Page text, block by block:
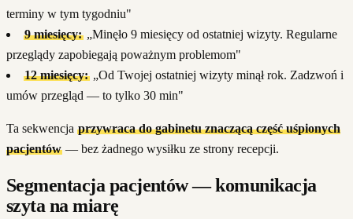
terminy w tym tygodniu"
9 miesięcy:„Minęło 9 miesięcy od ostatniej wizyty. Regularne
przeglądy zapobiegają poważnym problemom"
12 miesięcy:„Od Twojej ostatniej wizyty minął rok. Zadzwoń i
umów przegląd — to tylko 30 min"
Ta sekwencja przywraca do gabinetu znaczącą część uśpionych
pacjentów — bez żadnego wysiłku ze strony recepcji.
Segmentacja pacjentów — komunikacja
szyta na miarę